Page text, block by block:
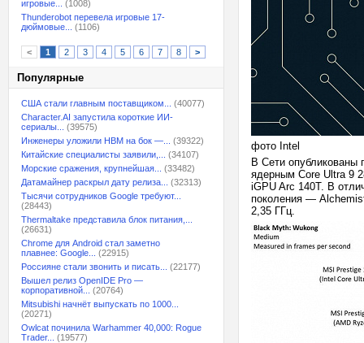
игровые...
(1008)
Thunderobot перевела игровые 17-
дюймовые...
(1106)
< 1 2 3 4 5 6 7 8 >
Популярные
США стали главным поставщиком...
(40077)
Character.AI запустила короткие ИИ-
сериалы...
(39575)
Инженеры уложили HBM на бок —...
(39322)
Китайские специалисты заявили,...
(34107)
Морские сражения, крупнейшая...
(33482)
Датамайнер раскрыл дату релиза...
(32313)
Тысячи сотрудников Google требуют...
(28443)
Thermaltake представила блок питания,...
(26631)
Chrome для Android стал заметно
плавнее: Google...
(22915)
Россияне стали звонить и писать...
(22177)
Вышел релиз OpenIDE Pro —
корпоративной...
(20764)
Mitsubishi начнёт выпускать по 1000...
(20271)
Owlcat починила Warhammer 40,000: Rogue
Trader...
(19577)
фото Intel
В Сети опубликованы
ядерным Core Ultra 9
iGPU Arc 140T. В
поколения —
2,35 ГГц.